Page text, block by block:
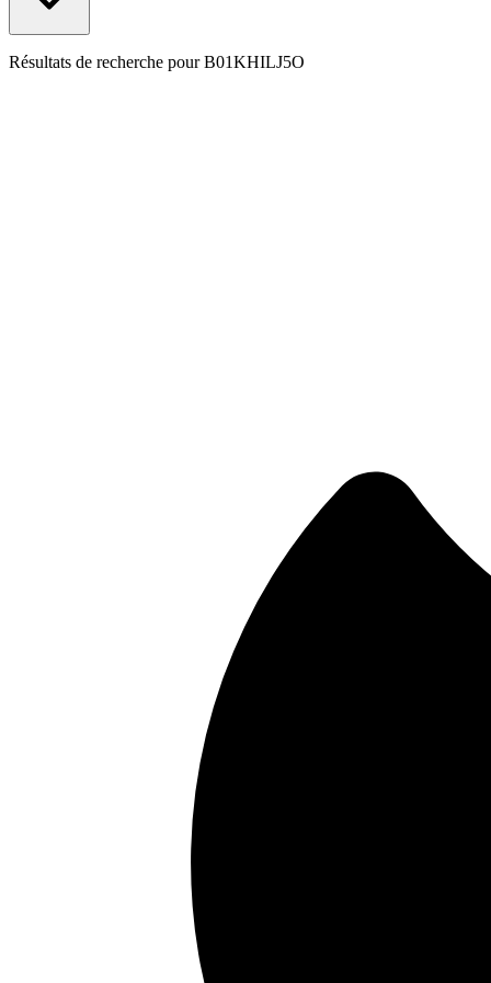
Résultats de recherche pourB01KHILJ5O